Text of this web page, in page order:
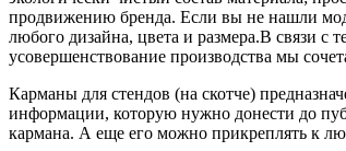
продвижению бренда. Если вы не нашли
любого дизайна, цвета и размера.В связи с
усовершенствование производства мы
Карманы для стендов (на скотче)
информации, которую нужно донести до
кармана. А еще его можно прикреплять к